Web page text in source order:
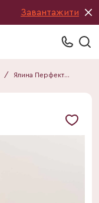
Завантажити
/ Ялина Перфекта декор у мішку